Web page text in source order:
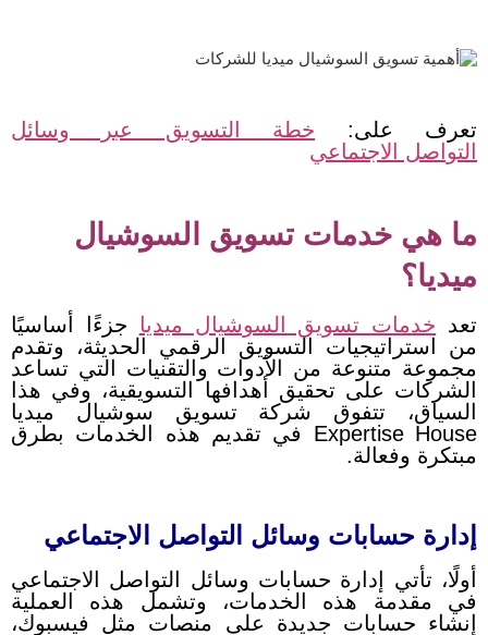
تعرف على: خطة التسويق عبر وسائل
التواصل الاجتماعي
ما هي خدمات تسويق السوشيال
ميديا؟
تعد خدمات تسويق السوشيال ميديا
جزءًا أساسيًا
من استراتيجيات التسويق الرقمي الحديثة، وتقدم
مجموعة متنوعة من الأدوات والتقنيات التي تساعد
الشركات على تحقيق أهدافها التسويقية، وفي هذا
السياق، تتفوق شركة تسويق سوشيال ميديا
Expertise House في تقديم هذه الخدمات بطرق
مبتكرة وفعالة.
إدارة حسابات وسائل التواصل الاجتماعي
أولًا، تأتي إدارة حسابات وسائل التواصل الاجتماعي
في مقدمة هذه الخدمات، وتشمل هذه العملية
إنشاء حسابات جديدة على منصات مثل فيسبوك،